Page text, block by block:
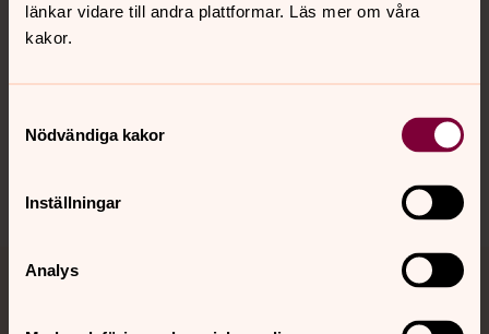
länkar vidare till andra plattformar. Läs mer om våra
kakor.
Nödvändiga kakor
Inställningar
Analys
Hitta snabbt
Sociala kanaler